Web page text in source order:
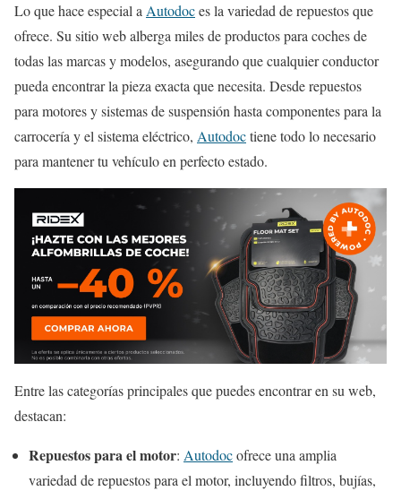
Lo que hace especial a Autodoces la variedad de repuestos que
ofrece. Su sitio web alberga miles de productos para coches de
todas las marcas y modelos, asegurando que cualquier conductor
pueda encontrar la pieza exacta que necesita. Desde repuestos
para motores y sistemas de suspensión hasta componentes para la
carrocería y el sistema eléctrico, Autodoctiene todo lo necesario
para mantener tu vehículo en perfecto estado.
Entre las categorías principales que puedes encontrar en su web,
destacan:
Repuestos para el motor: Autodocofrece una amplia
variedad de repuestos para el motor, incluyendo filtros, bujías,